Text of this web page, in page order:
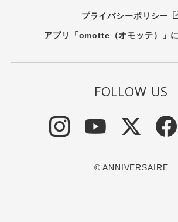
プライバシーポリシー
アプリ「omotte（オモッテ）」
FOLLOW US
© ANNIVERSAIRE